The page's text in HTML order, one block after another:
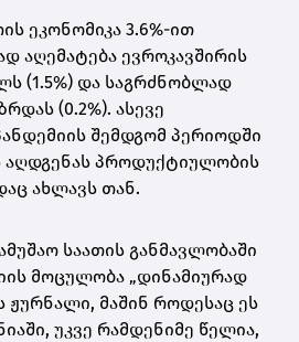
ეკონომიკა 3.6%-ით
აღემატება ევროკავშირის
(1.5%) და საგრძნობლად
(0.2%). ასევე
შემდგომ პერიოდში
აღდგენას პროდუქტიულობის
ახლავს თან.
საათის განმავლობაში
მოცულობა „დინამიურად
ჟურნალი, მაშინ როდესაც ეს
უკვე რამდენიმე წელია,